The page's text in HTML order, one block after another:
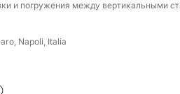
на борту и гарантировать
и
и погружения между вертикальными
Napoli, Italia